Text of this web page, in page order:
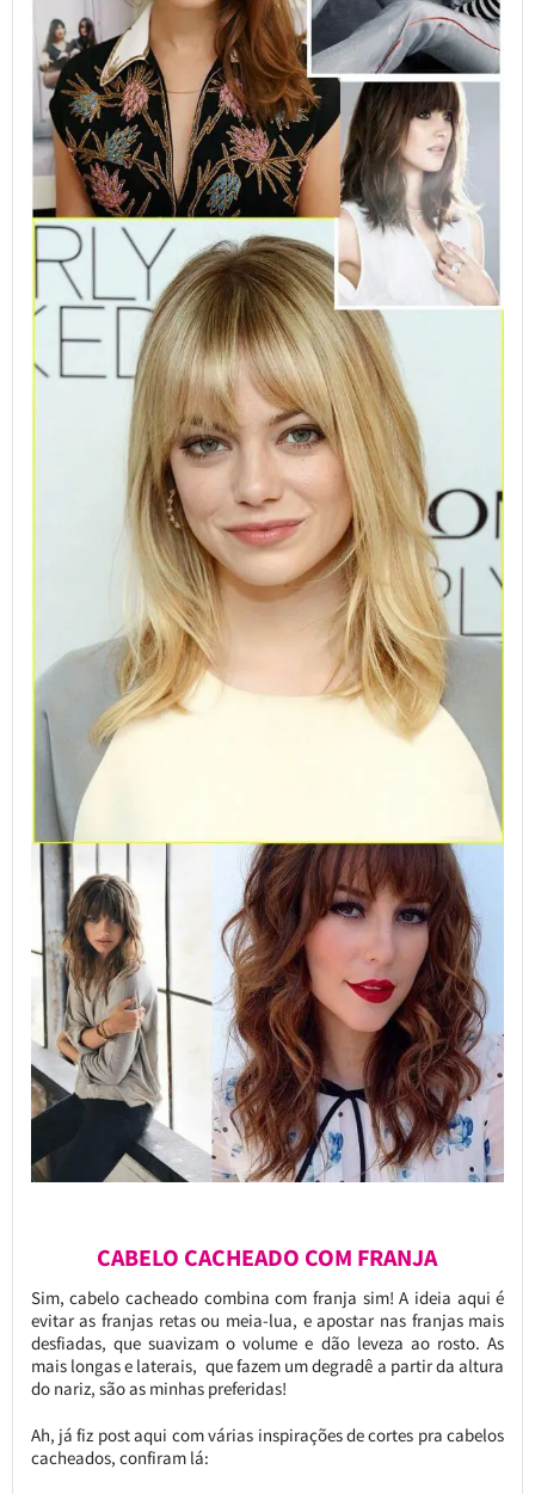
CABELO CACHEADO COM FRANJA
Sim, cabelo cacheado combina com franja sim! A ideia aqui é
evitar as franjas retas ou meia-lua, e apostar nas franjas mais
desfiadas, que suavizam o volume e dão leveza ao rosto. As
mais longas e laterais, que fazem um degradê a partir da altura
do nariz, são as minhas preferidas!
Ah, já fiz post aqui com várias inspirações de cortes pra cabelos
cacheados, confiram lá: